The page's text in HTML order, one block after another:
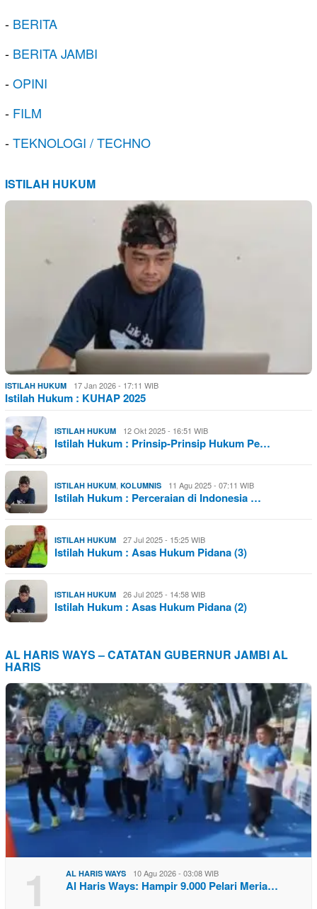
- BERITA
- BERITA JAMBI
-OPINI
- FILM
-TEKNOLOGI / TECHNO
ISTILAH HUKUM
ISTILAH HUKUM 17 Jan 2026 - 17:11 WIB
Istilah Hukum : KUHAP 2025
ISTILAH HUKUM 12 Okt 2025 - 16:51 WIB
Istilah Hukum : Prinsip-Prinsip Hukum Pe…
ISTILAH HUKUM KOLUMNIS 11 Agu 2025 - 07:11 WIB
Istilah Hukum : Perceraian di Indonesia …
ISTILAH HUKUM 27 Jul 2025 - 15:25 WIB
Istilah Hukum : Asas Hukum Pidana (3)
ISTILAH HUKUM 26 Jul 2025 - 14:58 WIB
Istilah Hukum : Asas Hukum Pidana (2)
AL HARIS WAYS – CATATAN GUBERNUR JAMBI AL
HARIS
1 AL HARIS WAYS 10 Agu 2026 - 03:08 WIB
Al Haris Ways: Hampir 9.000 Pelari Meria…